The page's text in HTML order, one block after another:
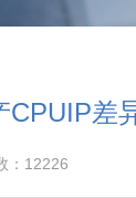
CPUIP差
：12226